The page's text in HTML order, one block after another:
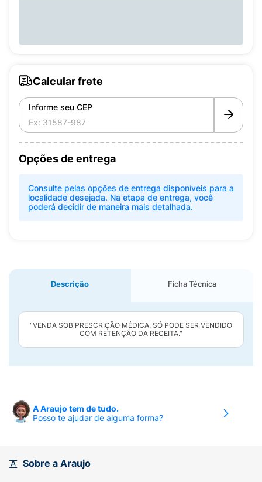
Calcular frete
Informe seu CEP
Opções de entrega
Consulte pelas opções de entrega disponíveis para a
localidade desejada. Na etapa de entrega, você
poderá decidir de maneira mais detalhada.
Descrição Ficha Técnica
"VENDA SOB PRESCRIÇÃO MÉDICA. SÓ PODE SER VENDIDO
COM RETENÇÃO DA RECEITA."
A Araujo tem de tudo.
Posso te ajudar de alguma forma?
Sobre a Araujo